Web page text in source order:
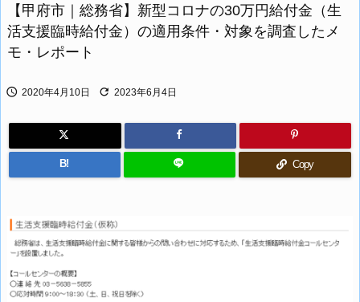
検索
【甲府市｜総務省】新型コロナの30万円給付金（生
活支援臨時給付金）の適用条件・対象を調査したメ
モ・レポート
 2020年4月10日  2023年6月4日
B! Copy